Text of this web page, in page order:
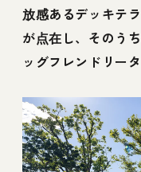
18【湖北（長浜
須賀谷温泉
19【湖北（長浜
レジーナリゾー
20【湖北（長
ロテル・デュ・
放感あるデッキテ
が点在し、そのう
ッグフレンドリー